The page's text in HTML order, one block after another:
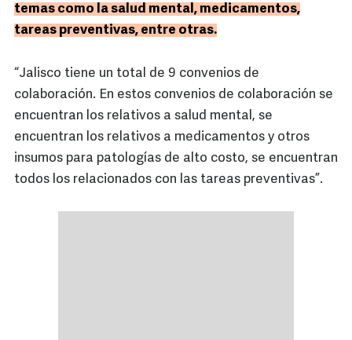
temas como la salud mental, medicamentos,
tareas preventivas, entre otras.
“Jalisco tiene un total de 9 convenios de
colaboración. En estos convenios de colaboración se
encuentran los relativos a salud mental, se
encuentran los relativos a medicamentos y otros
insumos para patologías de alto costo, se encuentran
todos los relacionados con las tareas preventivas”.